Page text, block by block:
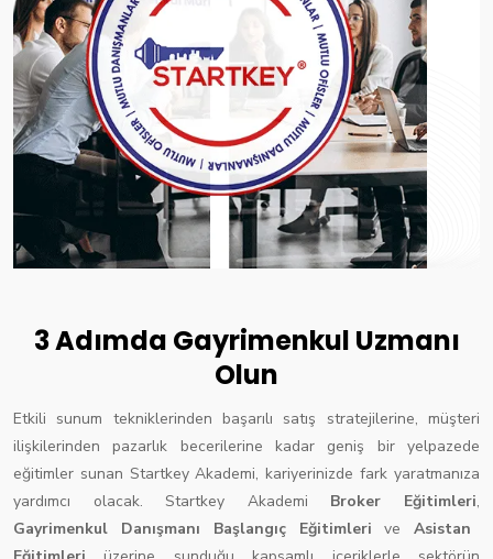
3 Adımda Gayrimenkul Uzmanı
Olun
Etkili sunum tekniklerinden başarılı satış stratejilerine, müşteri
ilişkilerinden pazarlık becerilerine kadar geniş bir yelpazede
eğitimler sunan Startkey Akademi, kariyerinizde fark yaratmanıza
yardımcı olacak. Startkey Akademi Broker Eğitimleri,
Gayrimenkul Danışmanı Başlangıç Eğitimleri veAsistan